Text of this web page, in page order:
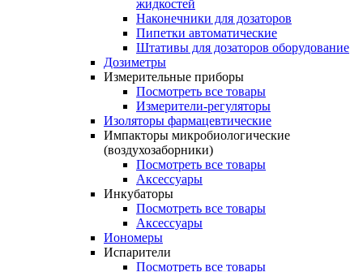
жидкостей
Наконечники для дозаторов
Пипетки автоматические
Штативы для дозаторов оборудование
Дозиметры
Измерительные приборы
Посмотреть все товары
Измерители-регуляторы
Изоляторы фармацевтические
Импакторы микробиологические
(воздухозаборники)
Посмотреть все товары
Аксессуары
Инкубаторы
Посмотреть все товары
Аксессуары
Иономеры
Испарители
Посмотреть все товары